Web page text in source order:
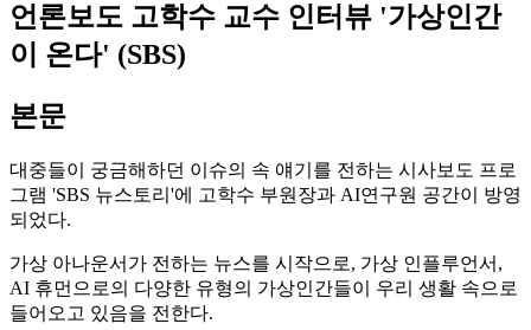
언론보도 고학수 교수 인터뷰 '가상인간
이 온다' (SBS)
본문
대중들이 궁금해하던 이슈의 속 얘기를 전하는 시사보도 프로
그램 'SBS 뉴스토리'에 고학수 부원장과 AI연구원 공간이 방영
되었다.
가상 아나운서가 전하는 뉴스를 시작으로, 가상 인플루언서,
AI 휴먼으로의 다양한 유형의 가상인간들이 우리 생활 속으로
들어오고 있음을 전한다.